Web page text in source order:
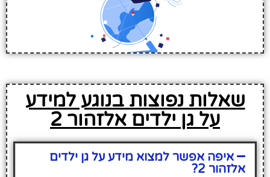
שאלות נפוצות בנוגע למידע
על גן ילדים אלזהור 2
איפה אפשר למצוא מידע על גן ילדים
אלזהור 2?